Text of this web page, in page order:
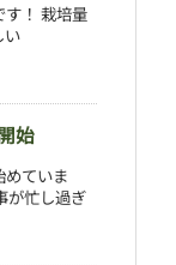
！ 栽培量
い
始
ていま
が忙し過ぎ